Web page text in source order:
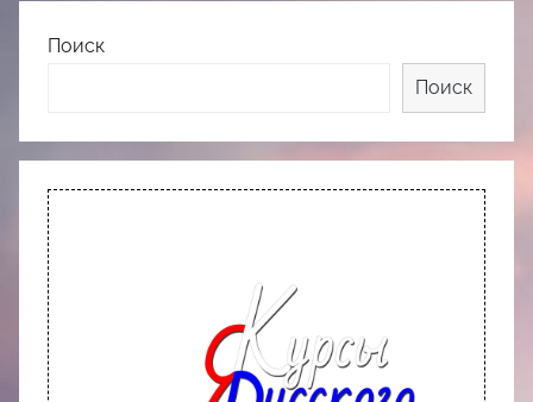
Поиск
Поиск